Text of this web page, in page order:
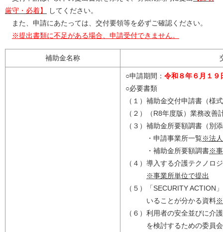
厳守・必着】
してください。
また、申請にあたっては、交付要領等を必ずご確認ください。
※提出書類に不足がある場合、申請受付できません。
補助金名称
○申請期間： 令和８年６月１９
○必要書類
（１）補助金交付申請書（様
（２）（R8年度版）業務改善
（３）補助金所要額調書（別
・申請事業所一覧※法人
・補助金所要額調書※事
（４）導入する介護テクノロ
※事業所単位で提出
（５）「SECURITY ACTION
いることが分かる資料※
（６）利用者の安全並びに介
を検討するための委員会